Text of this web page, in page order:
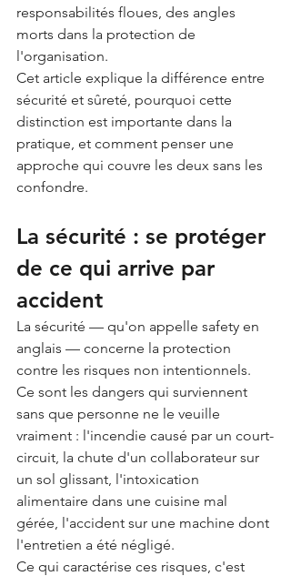
responsabilités floues, des angles
morts dans la protection de
l'organisation.
Cet article explique la différence entre
sécurité et sûreté, pourquoi cette
distinction est importante dans la
pratique, et comment penser une
approche qui couvre les deux sans les
confondre.
La sécurité : se protéger
de ce qui arrive par
accident
La sécurité — qu'on appelle safety en
anglais — concerne la protection
contre les risques non intentionnels.
Ce sont les dangers qui surviennent
sans que personne ne le veuille
vraiment : l'incendie causé par un court-
circuit, la chute d'un collaborateur sur
un sol glissant, l'intoxication
alimentaire dans une cuisine mal
gérée, l'accident sur une machine dont
l'entretien a été négligé.
Ce qui caractérise ces risques, c'est